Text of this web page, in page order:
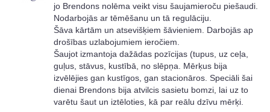
jo Brendons nolēma veikt visu šaujamieroču piešaudi.
Nodarbojās ar tēmēšanu un tā regulāciju.
Šāva kārtām un atsevišķiem šāvieniem. Darbojās ap
drošības uzlabojumiem ieročiem.
Šaujot izmantoja dažādas pozīcijas (tupus, uz ceļa,
guļus, stāvus, kustībā, no slēpņa. Mērķus bija
izvēlējies gan kustīgos, gan stacionāros. Speciāli šai
dienai Brendons bija atvilcis sasietu bomzi, lai uz to
varētu šaut un iztēloties, kā par reālu dzīvu mērķi.